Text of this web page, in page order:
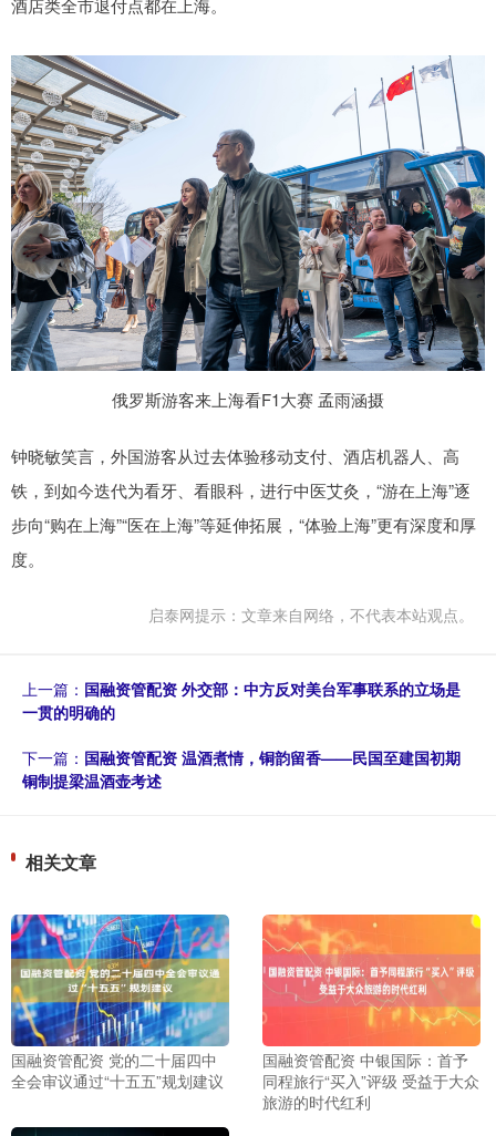
酒店类全市退付点都在上海。
俄罗斯游客来上海看F1大赛 孟雨涵摄
钟晓敏笑言，外国游客从过去体验移动支付、酒店机器人、高
铁，到如今迭代为看牙、看眼科，进行中医艾灸，“游在上海”逐
步向“购在上海”“医在上海”等延伸拓展，“体验上海”更有深度和厚
度。
启泰网提示：文章来自网络，不代表本站观点。
上一篇： 国融资管配资 外交部：中方反对美台军事联系的立场是
一贯的明确的
下一篇： 国融资管配资 温酒煮情，铜韵留香——民国至建国初期
铜制提梁温酒壶考述
相关文章
国融资管配资 党的二十届四中
全会审议通过“十五五”规划建议
国融资管配资 中银国际：首予
同程旅行“买入”评级 受益于大众
旅游的时代红利